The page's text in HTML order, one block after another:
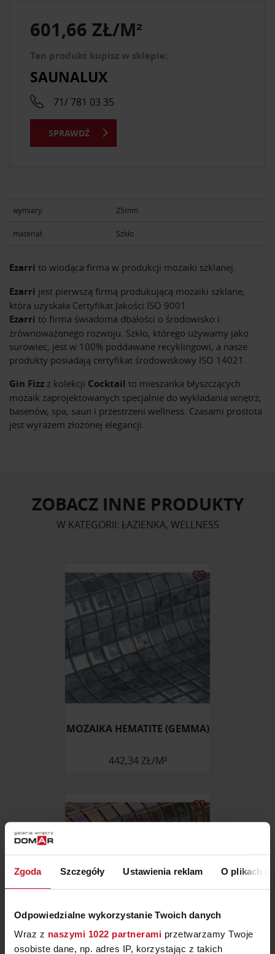
Zgoda Szczegóły Ustawienia reklam O plikach
Odpowiedzialne wykorzystanie Twoich danych
Wraz z naszymi 1022 partnerami przetwarzamy Twoje
osobiste dane, np. adres IP, korzystając z takich
wymiary: 25mm
materiał: Szkło
Ezarri to wiodąca firma w produkcji mozaiki szklanej.
Ezarri jest pierwszą firmą produkującą mozaiki szklane,
która uzyskała Certyfikat Jakości ISO 9001.
Ezarri to firma świadoma dbałości o środowisko i
zrównoważonego rozwoju. Szkło, którego używamy jako
surowiec, jest w 100% poddawane recyklingowi, a nasze
produkty posiadają certyfikat środowiskowy ISO 14021.
Gin Fizz z kolekcji Cocktail to mieszanka błyszczących
mozaik zaprojektowanych specjalnie do wykładania wnętrz,
basenów, spa, saun i przestrzeni wellness. Czasami prostota
jest wyrazem złożonej elegancji.
601,66 ZŁ/M²
Ten produkt kupisz w sklepie:
SAUNALUX
71/ 781 03 35
SPRAWDŹ
ZOBACZ INNE PRODUKTY
W KATEGORII: ŁAZIENKA, WELLNESS
MOZAIKA HEMATITE (GEMMA)
442,34 ZŁ/M²